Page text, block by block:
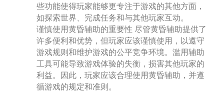
些功能使得玩家能够更专注于游戏的其他方面，
如探索世界、完成任务和与其他玩家互动。
谨慎使用黄昏辅助的重要性 尽管黄昏辅助提供了
许多便利和优势，但玩家应该谨慎使用，以遵守
游戏规则和维护游戏的公平竞争环境。滥用辅助
工具可能导致游戏体验的失衡，损害其他玩家的
利益。因此，玩家应该合理使用黄昏辅助，并遵
循游戏的规定和准则。